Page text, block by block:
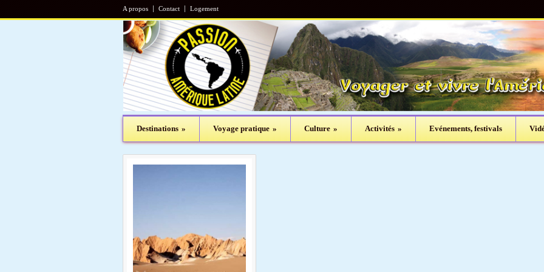
A propos Contact Logement
Destinations » Voyage pratique » Culture » Activités » Evénements, festivals